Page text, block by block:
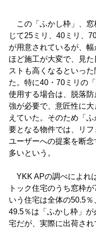
この「ふかし枠」、窓
じて25ミリ、40ミリ、
が用意されているが、幅
ほど施工が大変で、見た
ストも高くなるといった
た。特に40・70ミリの
使用する場合は、脱落
強が必要で、意匠性に
えていた。そのため「
要となる物件では、リ
ユーザーへの提案を断
多いという。
YKK APの調べによれ
トック住宅のうち窓枠
いう住宅は全体の50.5％
49.5％は「ふかし枠」が
宅だが、実際に出荷され